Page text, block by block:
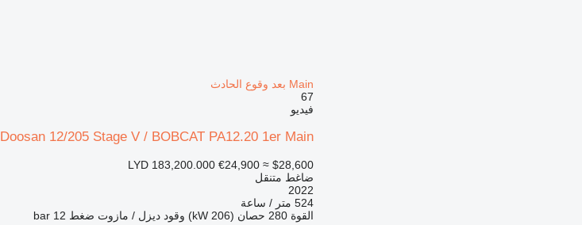
Main بعد وقوع الحادث
67
فيديو
Doosan 12/205 Stage V / BOBCAT PA12.20 1er Main
LYD 183,200.000 €24,900 ≈ $28,600
ضاغط متنقل
2022
524 متر / ساعة
القوة 280 حصان (206 kW) وقود ديزل / مازوت ضغط 12 bar